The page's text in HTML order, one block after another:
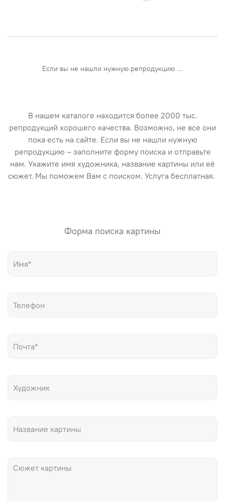
Если вы не нашли нужную репродукцию ...
В нашем каталоге находится более 2000 тыс.
репродукций хорошего качества. Возможно, не все они
пока есть на сайте. Если вы не нашли нужную
репродукцию – заполните форму поиска и отправьте
нам. Укажите имя художника, название картины или её
сюжет. Мы поможем Вам с поиском. Услуга бесплатная.
Форма поиска картины